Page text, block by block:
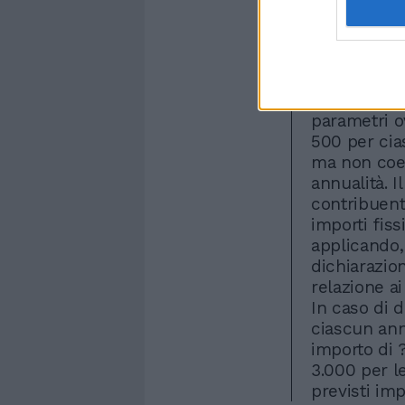
impositivo
reddito
versare
parametri
500 per
ma non
annualità.
importi
relazione
In caso di
ciascun
importo di
3.000 per
previsti